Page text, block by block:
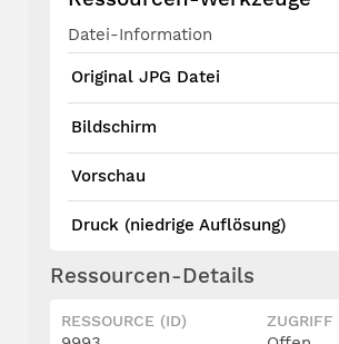
Datei-Information
Original JPG Datei
Bildschirm
Vorschau
Druck (niedrige Auflösung)
Ressourcen-Details
RESSOURCE (ID) ZUGRIFF